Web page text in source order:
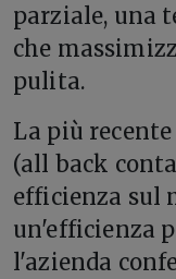
parziale, una
che
pulita.
La più recente
(all back
efficienza sul
un'efficienza
l'azienda